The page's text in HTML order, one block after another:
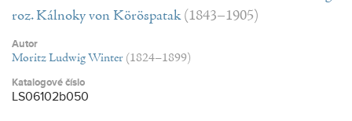
roz. Kálnoky von Köröspatak (1843–1905)
Autor
Moritz Ludwig Winter (1824–1899)
Katalogové číslo
LS06102b050